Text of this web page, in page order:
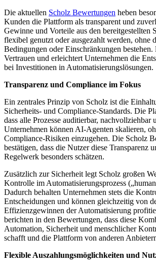
Die aktuellen Scholz Bewertungen heben
Kunden die Plattform als transparent und
Gewinne und Vorteile aus den bereitgestellten
flexibel genutzt oder ausgezahlt werden, ohne
Bedingungen oder Einschränkungen bestehen.
Vertrauen und erleichtert Unternehmen die
bei Investitionen in Automatisierungslösungen.
Transparenz und Compliance im Fokus
Ein zentrales Prinzip von Scholz ist die
Sicherheits- und Compliance-Standards. Die
dass alle Prozesse auditierbar, nachvollziehbar
Unternehmen können AI-Agenten skalieren,
Compliance-Risiken einzugehen. Die Scholz
bestätigen, dass die Nutzer diese Transparenz
Regelwerk besonders schätzen.
Zusätzlich zur Sicherheit legt Scholz großen
Kontrolle im Automatisierungsprozess
Dadurch behalten Unternehmen stets die
Entscheidungen und können gleichzeitig von
Effizienzgewinnen der Automatisierung
berichten in den Bewertungen, dass diese
Automation, Sicherheit und menschlicher
schafft und die Plattform von anderen
Flexible Auszahlungsmöglichkeiten und